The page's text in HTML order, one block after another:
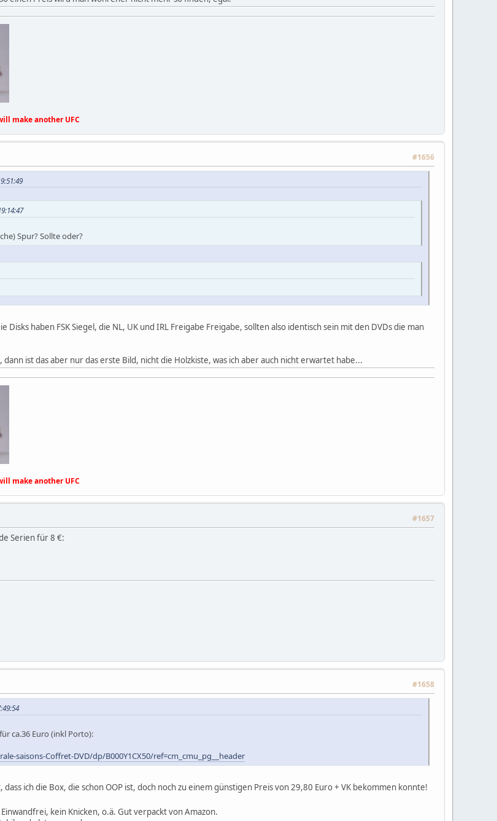
make another UFC
#1656
Spur? Sollte oder?
Disks haben FSK Siegel, die NL, UK und IRL Freigabe Freigabe, sollten also identisch sein mit den DVDs die man
dann ist das aber nur das erste Bild, nicht die Holzkiste, was ich aber auch nicht erwartet habe...
make another UFC
#1657
Serien für 8 €:
#1658
ca.36 Euro (inkl Porto):
saisons-Coffret-DVD/dp/B000Y1CX50/ref=cm_cmu_pg__header
ich die Box, die schon OOP ist, doch noch zu einem günstigen Preis von 29,80 Euro + VK bekommen konnte!
kein Knicken, o.ä. Gut verpackt von Amazon.